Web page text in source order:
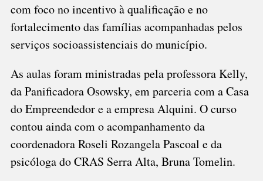
com foco no incentivo à qualificação e no
fortalecimento das famílias acompanhadas pelos
serviços socioassistenciais do município.
As aulas foram ministradas pela professora Kelly,
da Panificadora Osowsky, em parceria com a Casa
do Empreendedor e a empresa Alquini. O curso
contou ainda com o acompanhamento da
coordenadora Roseli Rozangela Pascoal e da
psicóloga do CRAS Serra Alta, Bruna Tomelin.